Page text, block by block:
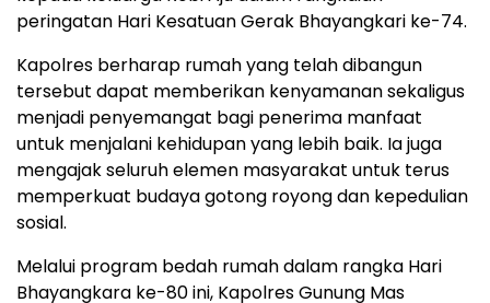
peringatan Hari Kesatuan Gerak Bhayangkari ke-74.
Kapolres berharap rumah yang telah dibangun
tersebut dapat memberikan kenyamanan sekaligus
menjadi penyemangat bagi penerima manfaat
untuk menjalani kehidupan yang lebih baik. Ia juga
mengajak seluruh elemen masyarakat untuk terus
memperkuat budaya gotong royong dan kepedulian
sosial.
Melalui program bedah rumah dalam rangka Hari
Bhayangkara ke-80 ini, Kapolres Gunung Mas